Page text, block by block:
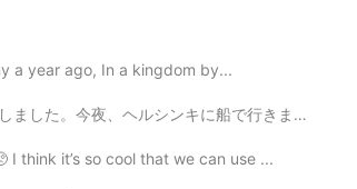
a year ago, In a kingdom by...
ので、この旅行は間もなく終わります。また中国の暑さを直面しますよね。...
I think it’s so cool that we can use ...